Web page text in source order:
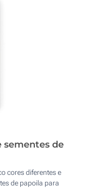
sementes de
cores diferentes e
de papoila para